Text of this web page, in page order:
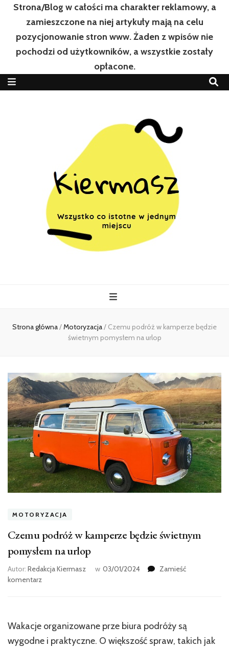
Strona/Blog w całości ma charakter reklamowy, a
zamieszczone na niej artykuły mają na celu
pozycjonowanie stron www. Żaden z wpisów nie
pochodzi od użytkowników, a wszystkie zostały
opłacone.
Strona główna/Motoryzacja/ Czemu podróż w kamperze będzie
świetnym pomysłem na urlop
MOTORYZACJA
Czemu podróż w kamperze będzie świetnym
pomysłem na urlop
Autor: Redakcja Kiermasz w 03/01/2024
Zamieść
komentarzwe
kamperze
będzie
Wakacje organizowane prze biura podróży są
wygodne i praktyczne. O większość spraw, takich jak